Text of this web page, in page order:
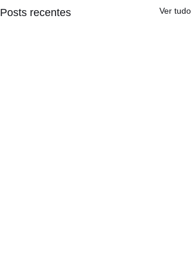
Posts recentes Ver tudo